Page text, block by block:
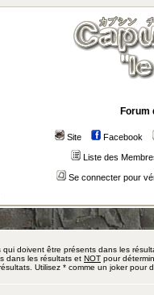
Forum
Site Facebook
Liste des
Se connecter pour
qui doivent être présents dans les
dans les résultats et NOT pour
Utilisez * comme un joker pour